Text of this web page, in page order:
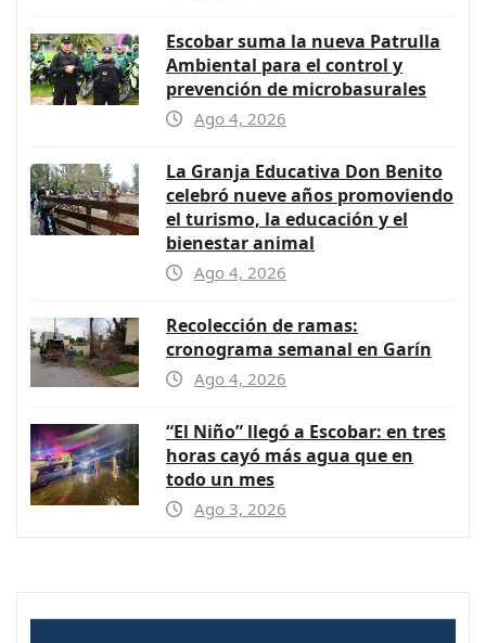
Escobar suma la nueva Patrulla
Ambiental para el control y
prevención de microbasurales
Ago 4, 2026
La Granja Educativa Don Benito
celebró nueve años promoviendo
el turismo, la educación y el
bienestar animal
Ago 4, 2026
Recolección de ramas:
cronograma semanal en Garín
Ago 4, 2026
“El Niño” llegó a Escobar: en tres
horas cayó más agua que en
todo un mes
Ago 3, 2026